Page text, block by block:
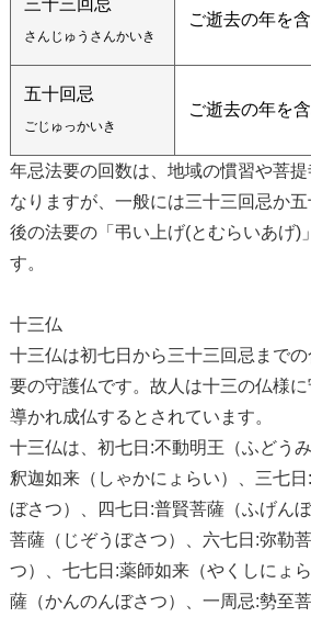
三十三回忌
さんじゅうさんかいき
ご逝去の年を
五十回忌
ごじゅっかいき
ご逝去の年を
年忌法要の回数は、地域の慣習や菩
なりますが、一般には三十三回忌か
後の法要の「弔い上げ(とむらいあげ)
す。
十三仏
十三仏は初七日から三十三回忌まで
要の守護仏です。故人は十三の仏様
導かれ成仏するとされています。
十三仏は、初七日:不動明王（ふどう
釈迦如来（しゃかにょらい）、三七
ぼさつ）、四七日:普賢菩薩（ふげん
菩薩（じぞうぼさつ）、六七日:弥勒
つ）、七七日:薬師如来（やくしにょ
薩（かんのんぼさつ）、一周忌:勢至